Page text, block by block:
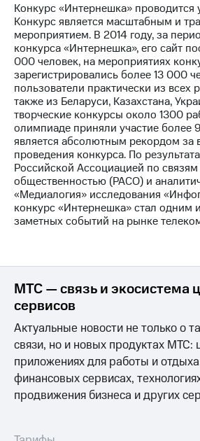
Конкурс «Интернешка» проводится
Конкурс является масштабным и
мероприятием. В 2014 году, за
конкурса «Интернешка», его сайт
000 человек, на мероприятиях
зарегистрировались более 13 000
пользователи практически из всех
также из Беларуси, Казахстана,
творческие конкурсы около 1300
олимпиаде приняли участие более
является абсолютным рекордом за
проведения конкурса. По
Российской Ассоциацией по связям
общественностью (РАСО) и
«Медиалогия» исследования
конкурс «Интернешка» стал одним
заметных событий на рынке
МТС — связь и экосистема
сервисов
Актуальные новости не только о
связи, но и новых продуктах
приложениях для работы и
финансовых сервисах,
продвижения бизнеса и других